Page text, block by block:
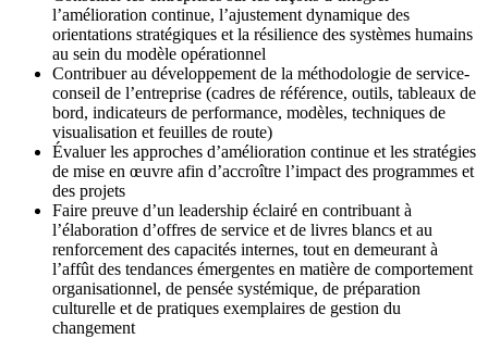
l’amélioration continue, l’ajustement dynamique des
orientations stratégiques et la résilience des systèmes humains
au sein du modèle opérationnel
Contribuer au développement de la méthodologie de service-
conseil de l’entreprise (cadres de référence, outils, tableaux de
bord, indicateurs de performance, modèles, techniques de
visualisation et feuilles de route)
Évaluer les approches d’amélioration continue et les stratégies
de mise en œuvre afin d’accroître l’impact des programmes et
des projets
Faire preuve d’un leadership éclairé en contribuant à
l’élaboration d’offres de service et de livres blancs et au
renforcement des capacités internes, tout en demeurant à
l’affût des tendances émergentes en matière de comportement
organisationnel, de pensée systémique, de préparation
culturelle et de pratiques exemplaires de gestion du
changement